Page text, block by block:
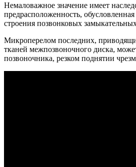
Немаловажное значение имеет
предрасположенность,
строения позвонковых
Микроперелом последних,
тканей межпозвоночного диска,
позвоночника, резком поднятии